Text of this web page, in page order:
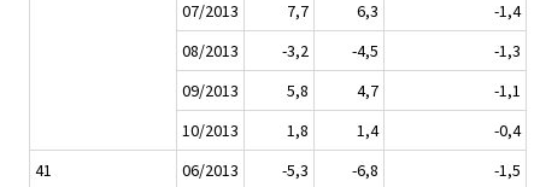
07/2013
7,7 6,3
-1,4
08/2013
-3,2 -4,5
-1,3
09/2013
5,8 4,7
-1,1
10/2013
1,8 1,4
-0,4
41
06/2013 -5,3 -6,8
-1,5